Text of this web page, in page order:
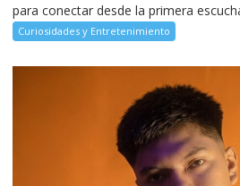
para conectar desde la primera
Curiosidades y Entretenimiento